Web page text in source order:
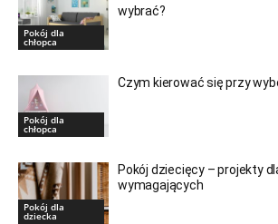
Pokój dla
chłopca
wybrać?
Pokój dla
chłopca
Czym kierować się przy
Pokój dla
dziecka
Pokój dziecięcy – projekty
wymagających